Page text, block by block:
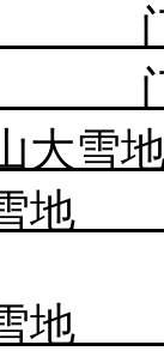
门
门
山大
雪
雪地